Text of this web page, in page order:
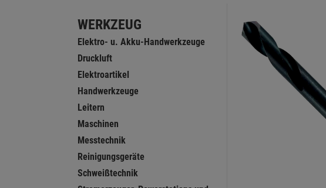
WERKZEUG
Elektro- u. Akku-Handwerkzeuge
Druckluft
Elektroartikel
Handwerkzeuge
Leitern
Maschinen
Messtechnik
Reinigungsgeräte
Schweißtechnik